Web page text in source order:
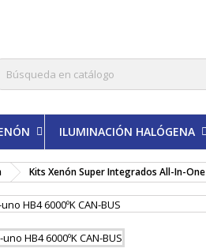
ILUMINACIÓN HALÓGENA
Kits Xenón Super Integrados All-In-One